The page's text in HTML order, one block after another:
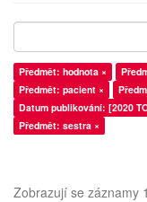
Předmět: hodnota ×
Předmět: pacient ×
Datum publikování: [2020
Předmět: sestra ×
Zobrazují se záznamy